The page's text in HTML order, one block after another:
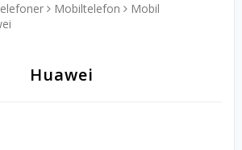
Mobiltelefon
Mobil
Huawei